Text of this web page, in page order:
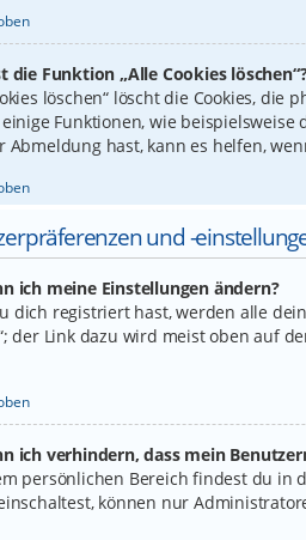
die Funktion „Alle Cookies
löschen“ löscht die Cookies,
einige Funktionen, wie
Abmeldung hast, kann es helfen,
und -
ich meine Einstellungen ändern?
dich registriert hast, werden alle
der Link dazu wird meist oben auf
ich verhindern, dass mein
persönlichen Bereich findest du in
können nur